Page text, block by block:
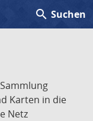
search Suchen
Karten in die
Netz